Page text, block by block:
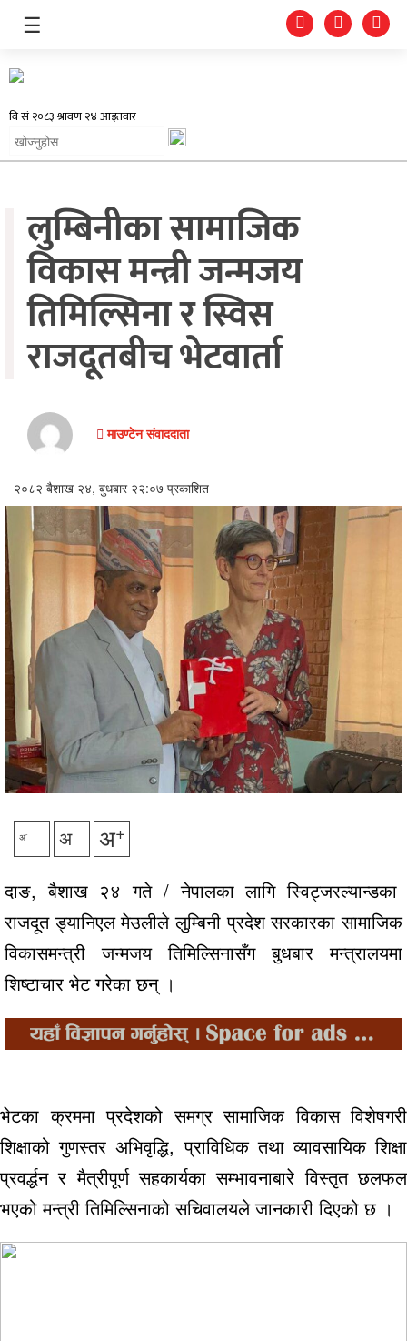
प्रदेश
राजनीति
अर्थतन्त्र
स्वास्थ्य
अन्तर्राष्ट्रिय
मनोरन्जन
अन्तरवार्ता/
खेलकुद
थप
☰
लुम्बिनीका सामाजिक
विकास मन्त्री जन्मजय
तिमिल्सिना र स्विस
राजदूतबीच भेटवार्ता
माउण्टेन संवाददाता
२०८२ बैशाख २४, बुधबार २२:०७ प्रकाशित
अ- अ अ+
दाङ, बैशाख २४ गते / नेपालका लागि स्विट्जरल्यान्डका
राजदूत ड्यानिएल मेउलीले लुम्बिनी प्रदेश सरकारका सामाजिक
विकासमन्त्री जन्मजय तिमिल्सिनासँग बुधबार मन्त्रालयमा
शिष्टाचार भेट गरेका छन् ।
भेटका क्रममा प्रदेशको समग्र सामाजिक विकास विशेषगरी
शिक्षाको गुणस्तर अभिवृद्धि, प्राविधिक तथा व्यावसायिक शिक्षा
प्रवर्द्धन र मैत्रीपूर्ण सहकार्यका सम्भावनाबारे विस्तृत छलफल
भएको मन्त्री तिमिल्सिनाको सचिवालयले जानकारी दिएको छ ।